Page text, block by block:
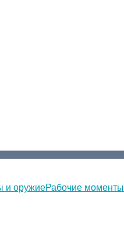
и оружиеРабочие моменты